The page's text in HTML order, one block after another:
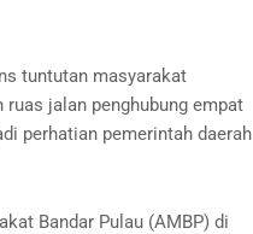
tuntutan masyarakat
jalan penghubung empat
perhatian pemerintah daerah
Bandar Pulau (AMBP) di